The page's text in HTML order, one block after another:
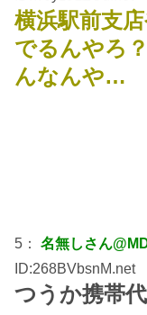
横浜駅前支
でるんやろ
んなんや…
5： 名無しさん
ID:268BVbsnM.net
つうか携帯